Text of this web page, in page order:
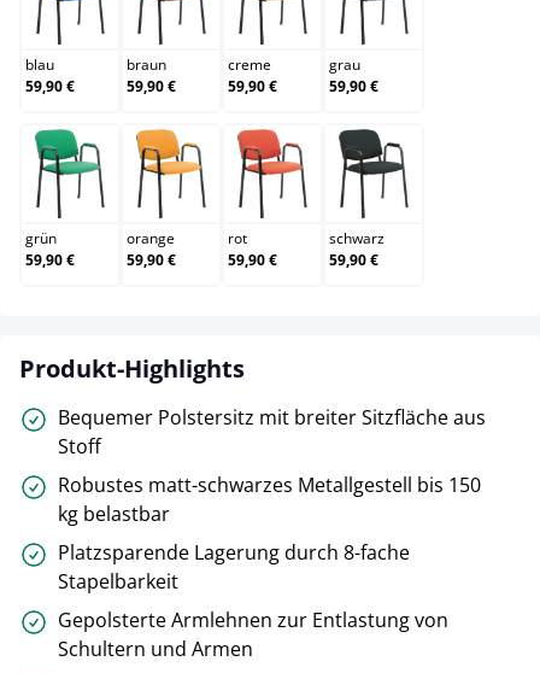
blau
blau
59,90 €
braun
braun
59,90 €
creme
creme
59,90 €
grau
grau
59,90 €
grün
grün
59,90 €
orange
orange
59,90 €
rot
rot
59,90 €
schwarz
schwarz
59,90 €
Produkt-Highlights
Bequemer Polstersitz mit breiter Sitzfläche aus
Stoff
Robustes matt-schwarzes Metallgestell bis 150
kg belastbar
Platzsparende Lagerung durch 8-fache
Stapelbarkeit
Gepolsterte Armlehnen zur Entlastung von
Schultern und Armen